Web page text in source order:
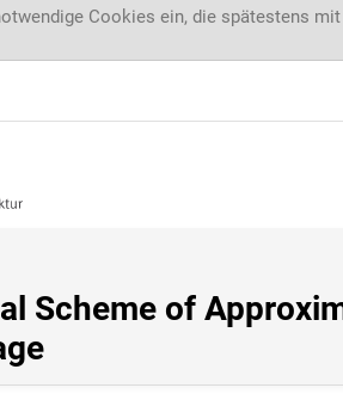
Cookies ein, die spätestens
Scheme of